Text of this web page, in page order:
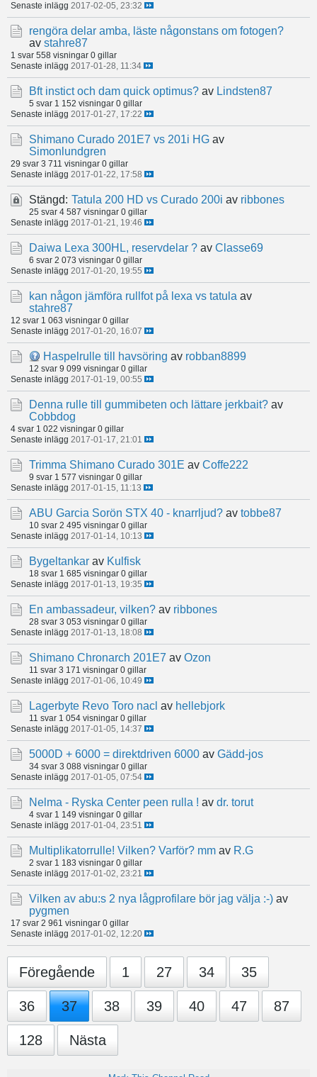
Senaste inlägg 2017-02-05, 23:32
rengöra delar amba, läste någonstans om fotogen?
av stahre87
1 svar 558 visningar 0 gillar
Senaste inlägg 2017-01-28, 11:34
Bft instict och dam quick optimus? av Lindsten87
5 svar 1 152 visningar 0 gillar
Senaste inlägg 2017-01-27, 17:22
Shimano Curado 201E7 vs 201i HG av
Simonlundgren
29 svar 3 711 visningar 0 gillar
Senaste inlägg 2017-01-22, 17:58
Stängd: Tatula 200 HD vs Curado 200i av ribbones
25 svar 4 587 visningar 0 gillar
Senaste inlägg 2017-01-21, 19:46
Daiwa Lexa 300HL, reservdelar ? av Classe69
6 svar 2 073 visningar 0 gillar
Senaste inlägg 2017-01-20, 19:55
kan någon jämföra rullfot på lexa vs tatula av
stahre87
12 svar 1 063 visningar 0 gillar
Senaste inlägg 2017-01-20, 16:07
Haspelrulle till havsöring av robban8899
12 svar 9 099 visningar 0 gillar
Senaste inlägg 2017-01-19, 00:55
Denna rulle till gummibeten och lättare jerkbait? av
Cobbdog
4 svar 1 022 visningar 0 gillar
Senaste inlägg 2017-01-17, 21:01
Trimma Shimano Curado 301E av Coffe222
9 svar 1 577 visningar 0 gillar
Senaste inlägg 2017-01-15, 11:13
ABU Garcia Sorön STX 40 - knarrljud? av tobbe87
10 svar 2 495 visningar 0 gillar
Senaste inlägg 2017-01-14, 10:13
Bygeltankar av Kulfisk
18 svar 1 685 visningar 0 gillar
Senaste inlägg 2017-01-13, 19:35
En ambassadeur, vilken? av ribbones
28 svar 3 053 visningar 0 gillar
Senaste inlägg 2017-01-13, 18:08
Shimano Chronarch 201E7 av Ozon
11 svar 3 171 visningar 0 gillar
Senaste inlägg 2017-01-06, 10:49
Lagerbyte Revo Toro nacl av hellebjork
11 svar 1 054 visningar 0 gillar
Senaste inlägg 2017-01-05, 14:37
5000D + 6000 = direktdriven 6000 av Gädd-jos
34 svar 3 088 visningar 0 gillar
Senaste inlägg 2017-01-05, 07:54
Nelma - Ryska Center peen rulla ! av dr. torut
4 svar 1 149 visningar 0 gillar
Senaste inlägg 2017-01-04, 23:51
Multiplikatorrulle! Vilken? Varför? mm av R.G
2 svar 1 183 visningar 0 gillar
Senaste inlägg 2017-01-02, 23:21
Vilken av abu:s 2 nya lågprofilare bör jag välja :-) av
pygmen
17 svar 2 961 visningar 0 gillar
Senaste inlägg 2017-01-02, 12:20
Föregående 1 27 34 35
36 37 38 39 40 47 87
128 Nästa